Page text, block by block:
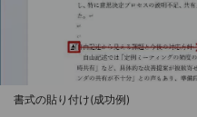
書式の貼り付け(成功例)